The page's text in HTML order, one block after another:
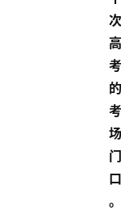
次
高
考
的
考
场
门
口
。